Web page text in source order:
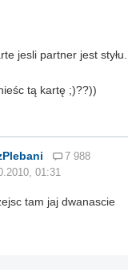
jesli partner jest styłu...
tą kartę ;)??))
7 988
01:31
tam jaj dwanascie